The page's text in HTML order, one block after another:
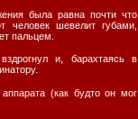
была равна почти что
человек шевелит губами,
пальцем.
и, барахтаясь в
(как будто он мог